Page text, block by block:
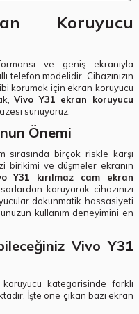
Koruyucu
ve geniş ekranıyla
telefon modelidir. Cihazınızın
korumak için ekran koruyucu
Vivo Y31 ekran koruyucu
sunuyoruz.
Önemi
sırasında birçok riskle karşı
birikimi ve düşmeler ekranın
Y31 kırılmaz cam ekran
koruyarak cihazınızı
dokunmatik hassasiyeti
kullanım deneyimini en
Vivo Y31
kategorisinde farklı
İşte öne çıkan bazı ekran